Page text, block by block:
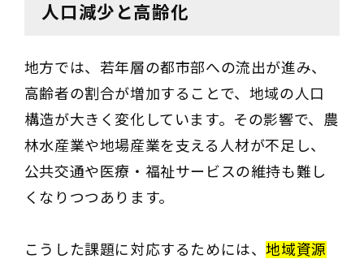
人口減少と高齢化
地方では、若年層の都市部への流出が進み、
高齢者の割合が増加することで、地域の人口
構造が大きく変化しています。その影響で、農
林水産業や地場産業を支える人材が不足し、
公共交通や医療・福祉サービスの維持も難し
くなりつつあります。
こうした課題に対応するためには、地域資源